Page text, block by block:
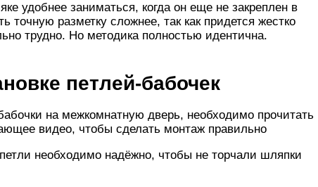
удобнее заниматься, когда он еще не закреплен в
точную разметку сложнее, так как придется жестко
трудно. Но методика полностью идентична.
петлей-бабочек
на межкомнатную дверь, необходимо прочитать
видео, чтобы сделать монтаж правильно
необходимо надёжно, чтобы не торчали шляпки